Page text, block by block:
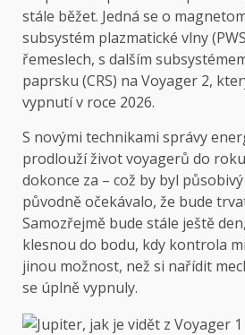
stále běžet. Jedná se o
subsystém plazmatické vlny
řemeslech, s dalším
paprsku (CRS) na Voyager 2,
vypnutí v roce 2026.
S novými technikami správy
prodlouží život voyagerů do
dokonce za – což by byl
původně očekávalo, že bude
Samozřejmě bude stále ještě
klesnou do bodu, kdy kontrola
jinou možnost, než si nařídit
se úplně vypnuly.